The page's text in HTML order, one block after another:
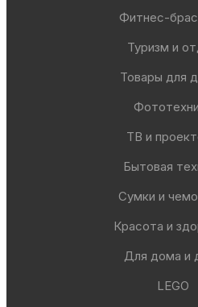
Фитнес-
Туризм и
Товары для
ТВ и
Бытовая
Сумки и
Красота и
Для дома и
LEGO